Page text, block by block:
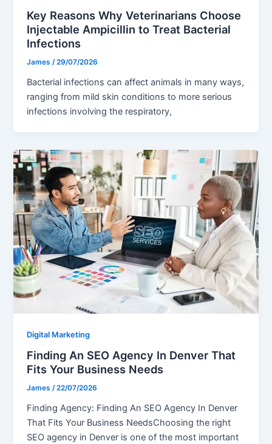
Key Reasons Why Veterinarians Choose
Injectable Ampicillin to Treat Bacterial
Infections
James/29/07/2026
Bacterial infections can affect animals in many ways,
ranging from mild skin conditions to more serious
infections involving the respiratory,
Digital Marketing
Finding An SEO Agency In Denver That
Fits Your Business Needs
James/22/07/2026
Finding Agency: Finding An SEO Agency In Denver
That Fits Your Business NeedsChoosing the right
SEO agency in Denver is one of the most important